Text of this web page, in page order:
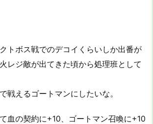
トボス戦でのデコイくらいしか出番が
レジ敵が出てきた頃から処理班として
戦えるゴートマンにしたいな。
血の契約に+10、ゴートマン召喚に+10